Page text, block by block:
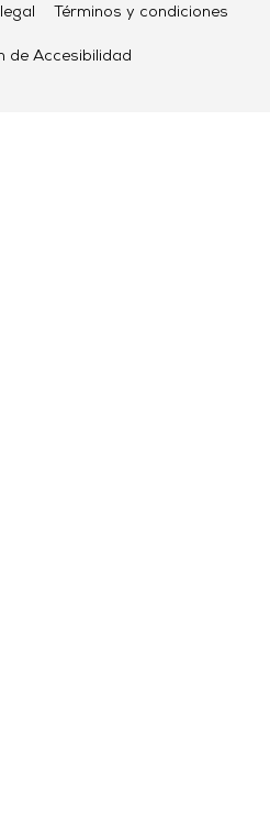
Términos y condiciones
de Accesibilidad